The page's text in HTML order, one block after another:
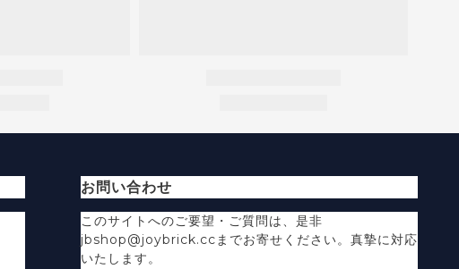
お問い合わせ
このサイトへのご要望・ご質問は、是非
jbshop@joybrick.ccまでお寄せください。真摯に対応
いたします。